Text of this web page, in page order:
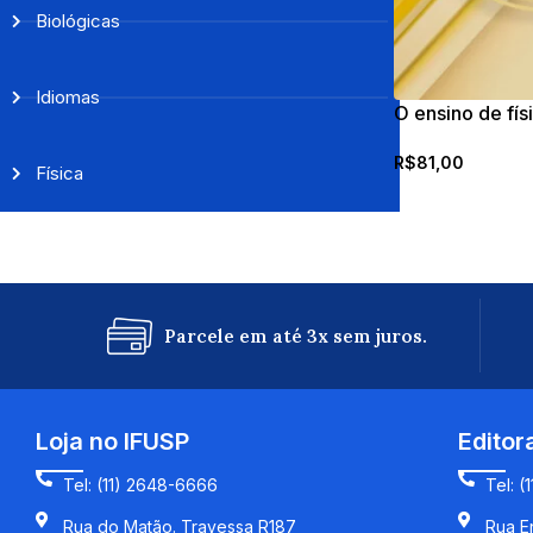
Biológicas
Idiomas
Física
O ensino de
R$81,00
Parcele em até 3x sem juros.
Loja no IFUSP
Tel: (11) 2648-6666
Rua do Matão. Travessa R187
Tel:
Rua